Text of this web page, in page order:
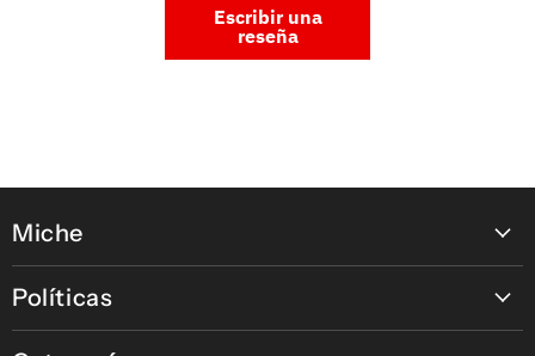
Escribir una
reseña
Miche
Nuestras tiendas
Nuestras Marcas
Políticas